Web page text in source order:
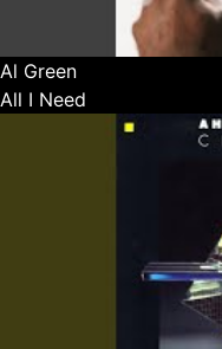
Al Green
All I Need